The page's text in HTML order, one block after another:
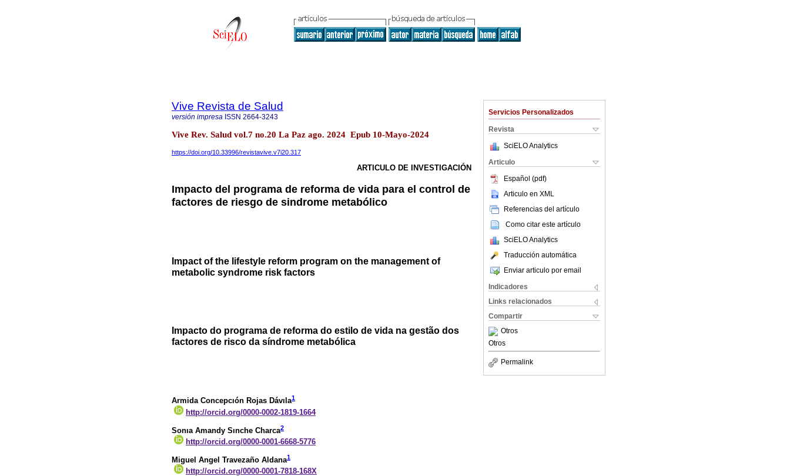
Servicios Personalizados
Revista
SciELO Analytics
Articulo
Español (pdf)
Articulo en XML
Referencias del artículo
Como citar este artículo
SciELO Analytics
Traducción automática
Enviar articulo por email
Indicadores
Links relacionados
Compartir
Otros
Otros
Permalink
Vive Revista de Salud
versión impresa ISSN 2664-3243
Vive Rev. Salud vol.7 no.20 La Paz ago. 2024 Epub 10-Mayo-2024
https://doi.org/10.33996/revistavive.v7i20.317
ARTICULO DE INVESTIGACIÓN
Impacto del programa de reforma de vida para el control de
factores de riesgo de sindrome metabólico
Impact of the lifestyle reform program on the management of
metabolic syndrome risk factors
Impacto do programa de reforma do estilo de vida na gestão dos
factores de risco da síndrome metabólica
Armida Concepcıón Rojas Dávıla1
http://orcid.org/0000-0002-1819-1664
Sonıa Amandy Sınche Charca2
http://orcid.org/0000-0001-6668-5776
Miguel Angel Travezaño Aldana1
http://orcid.org/0000-0001-7818-168X